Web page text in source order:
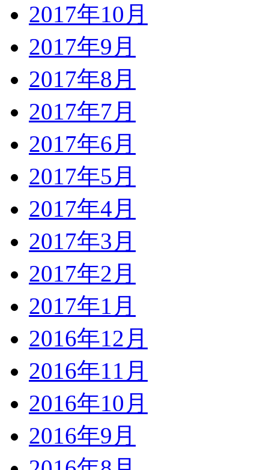
2017年10月
2017年9月
2017年8月
2017年7月
2017年6月
2017年5月
2017年4月
2017年3月
2017年2月
2017年1月
2016年12月
2016年11月
2016年10月
2016年9月